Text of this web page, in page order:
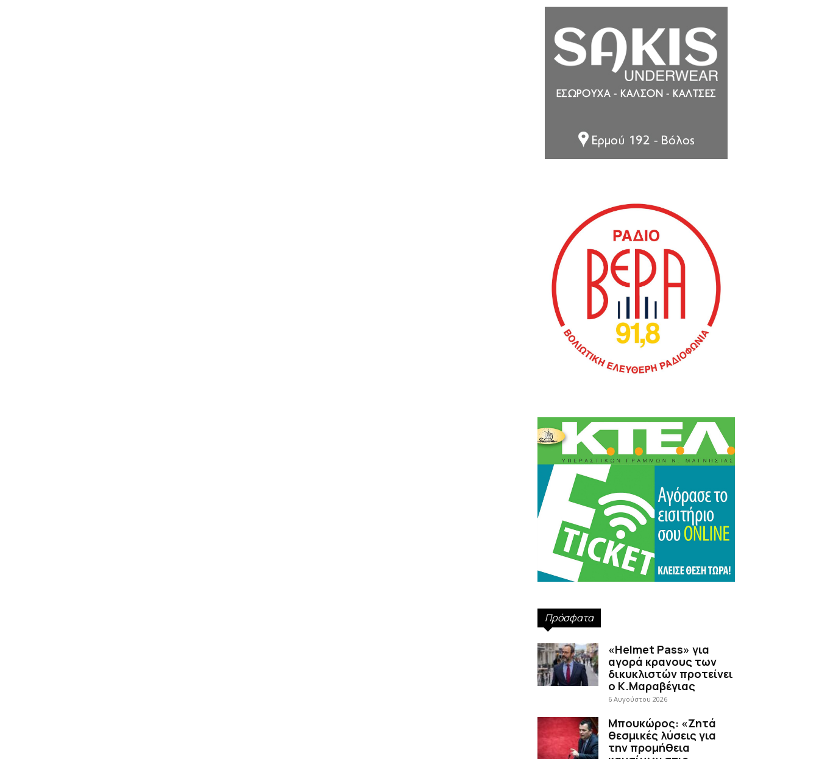
Πρόσφατα
«Helmet Pass» για
αγορά κρανους των
δικυκλιστών προτείνει
ο Κ.Μαραβέγιας
6 Αυγούστου 2026
Μπουκώρος: «Ζητά
θεσμικές λύσεις για
την προμήθεια